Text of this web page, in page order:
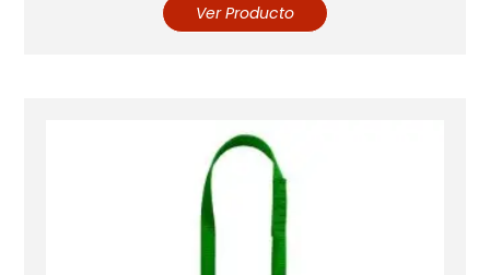
Ver Producto